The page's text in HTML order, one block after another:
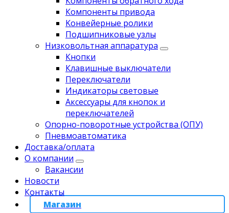
Компоненты привода
Koнвейерныe pолики
Подшипниковые узлы
Низковольтная аппаратура
Кнопки
Клавишные выключатели
Переключатели
Индикаторы световые
Аксессуары для кнопок и
переключателей
Опорно-поворотные устройства (ОПУ)
Пневмоавтоматика
Доставка/оплата
О компании
Вакансии
Новости
Контакты
Магазин